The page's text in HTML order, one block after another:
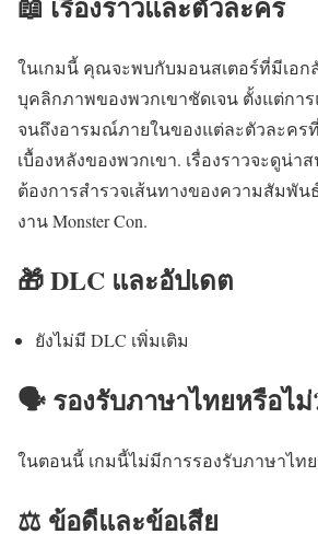
ในเกมนี้ คุณจะพบกับมอนสเตอร์ที่มีเอ
บุคลิกภาพของพวกเขาชัดเจน ตั้งแต่กา
จนถึงอารมณ์ภายในของแต่ละตัวละคร
เบื้องหลังของพวกเขา. เรื่องราวจะดูน่
ต้องการสำรวจเส้นทางของความสัมพัน
งาน Monster Con.
🎁 DLC และอัปเดต
ยังไม่มี DLC เพิ่มเติม
🗣️ รองรับภาษาไทยหรือไม่
ในตอนนี้ เกมนี้ไม่มีการรองรับภาษาไทย
⚖️ ข้อดีและข้อเสีย